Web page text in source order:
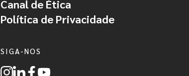
Canal de Ética
Política de Privacidade
SIGA-NOS